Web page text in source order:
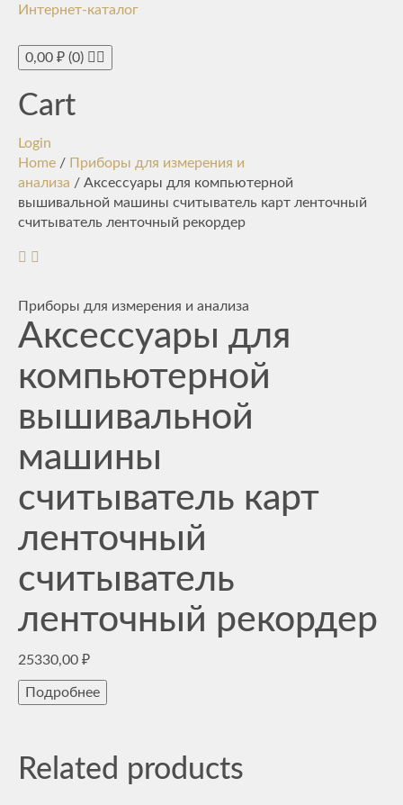
Интернет-каталог
0,00 ₽ (0)
Cart
Login
Home / Приборы для измерения и
анализа / Аксессуары для компьютерной
вышивальной машины считыватель карт ленточный
считыватель ленточный рекордер
Приборы для измерения и анализа
Аксессуары для
компьютерной
вышивальной
машины
считыватель карт
ленточный
считыватель
ленточный рекордер
25330,00 ₽
Подробнее
Related products